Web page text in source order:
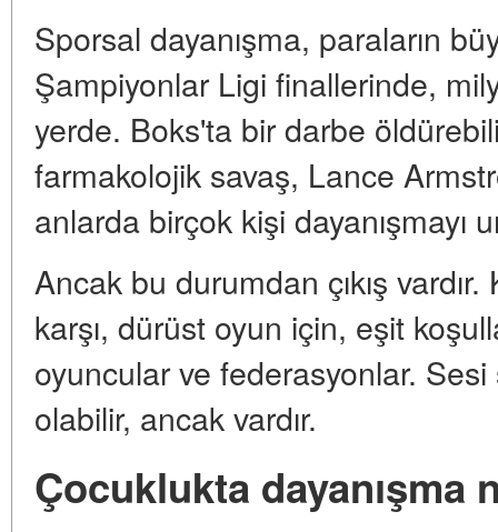
Sporsal dayanışma, paraların
Şampiyonlar Ligi finallerinde,
yerde. Boks'ta bir darbe
farmakolojik savaş, Lance
anlarda birçok kişi dayanışmayı
Ancak bu durumdan çıkış vardır.
karşı, dürüst oyun için, eşit
oyuncular ve federasyonlar.
olabilir, ancak vardır.
Çocuklukta dayanışma